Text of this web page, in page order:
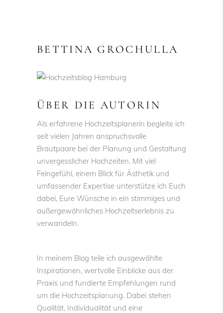
BETTINA GROCHULLA
ÜBER DIE AUTORIN
Als erfahrene Hochzeitsplanerin begleite ich
seit vielen Jahren anspruchsvolle
Brautpaare bei der Planung und Gestaltung
unvergesslicher Hochzeiten. Mit viel
Feingefühl, einem Blick für Ästhetik und
umfassender Expertise unterstütze ich Euch
dabei, Eure Wünsche in ein stimmiges und
außergewöhnliches Hochzeitserlebnis zu
verwandeln.
In meinem Blog teile ich ausgewählte
Inspirationen, wertvolle Einblicke aus der
Praxis und fundierte Empfehlungen rund
um die Hochzeitsplanung. Dabei stehen
Qualität, Individualität und eine